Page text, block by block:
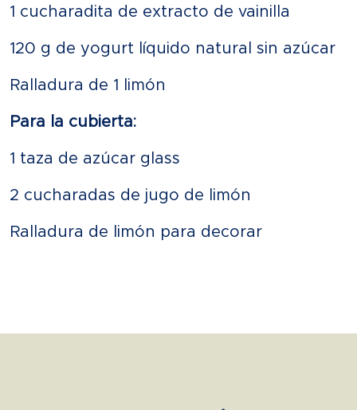
1 cucharadita de extracto de vainilla
120 g de yogurt líquido natural sin azúcar
Ralladura de 1 limón
Para la cubierta:
1 taza de azúcar glass
2 cucharadas de jugo de limón
Ralladura de limón para decorar